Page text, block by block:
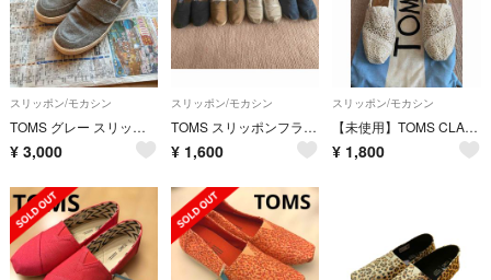
スリッポン/モカシン
TOMS グレー スリッポン
¥ 3,000
スリッポン/モカシン
TOMS スリッポンフラットシューズ
¥ 1,600
スリッポン/モカシン
【未使用】TOMS CLASSICS レースアップスリッポンシューズ、
¥ 1,800